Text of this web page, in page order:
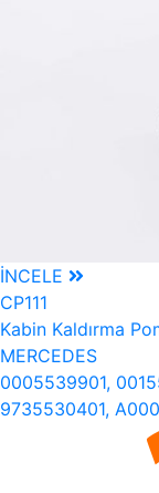
İNCELE
CP111
Kabin Kaldırma
MERCEDES
0005539901,
9735530401,